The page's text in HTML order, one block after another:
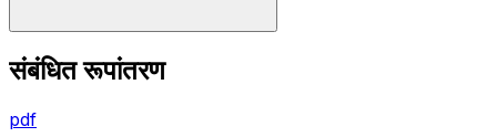
संबंधित रूपांतरण
pdf